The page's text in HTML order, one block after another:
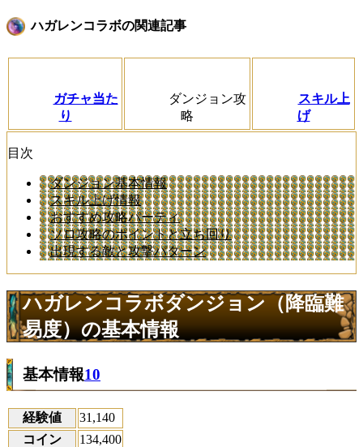
ハガレンコラボの関連記事
ガチャ当た
り
ダンジョン攻
略
スキル上
げ
目次
ダンジョン基本情報
スキル上げ情報
おすすめ攻略パーティ
ソロ攻略のポイントと立ち回り
出現する敵と攻撃パターン
ハガレンコラボダンジョン（降臨難
易度）の基本情報
基本情報10
経験値
31,140
コイン
134,400